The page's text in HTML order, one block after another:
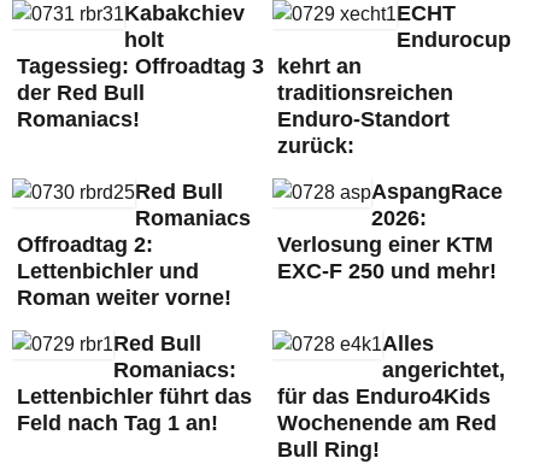
Kabakchiev
holt
Tagessieg: Offroadtag 3
der Red Bull
Romaniacs!
ECHT
Endurocup
kehrt an
traditionsreichen
Enduro-Standort
zurück:
Red Bull
Romaniacs
Offroadtag 2:
Lettenbichler und
Roman weiter vorne!
AspangRace
2026:
Verlosung einer KTM
EXC-F 250 und mehr!
Red Bull
Romaniacs:
Lettenbichler führt das
Feld nach Tag 1 an!
Alles
angerichtet,
für das Enduro4Kids
Wochenende am Red
Bull Ring!